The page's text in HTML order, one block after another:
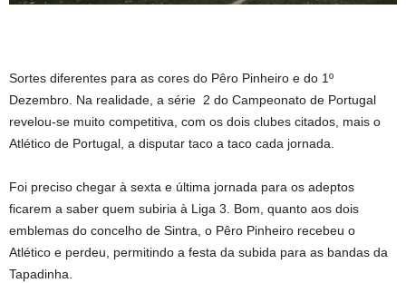
Sortes diferentes para as cores do Pêro Pinheiro e do 1º
Dezembro. Na realidade, a série 2 do Campeonato de Portugal
revelou-se muito competitiva, com os dois clubes citados, mais o
Atlético de Portugal, a disputar taco a taco cada jornada.
Foi preciso chegar à sexta e última jornada para os adeptos
ficarem a saber quem subiria à Liga 3. Bom, quanto aos dois
emblemas do concelho de Sintra, o Pêro Pinheiro recebeu o
Atlético e perdeu, permitindo a festa da subida para as bandas da
Tapadinha.